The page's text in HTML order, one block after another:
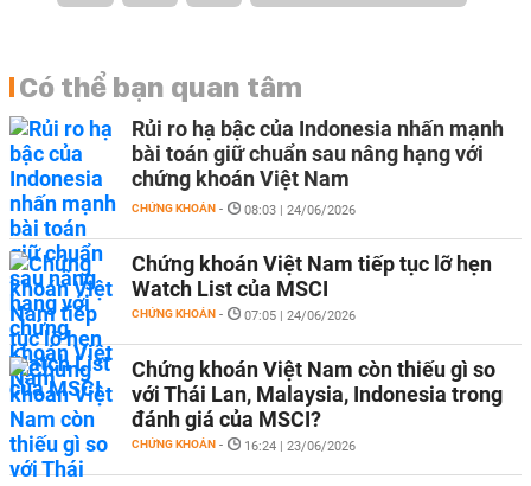
Có thể bạn quan tâm
Rủi ro hạ bậc của Indonesia nhấn mạnh
bài toán giữ chuẩn sau nâng hạng với
chứng khoán Việt Nam
CHỨNG KHOÁN - 08:03 | 24/06/2026
Chứng khoán Việt Nam tiếp tục lỡ hẹn
Watch List của MSCI
CHỨNG KHOÁN - 07:05 | 24/06/2026
Chứng khoán Việt Nam còn thiếu gì so
với Thái Lan, Malaysia, Indonesia trong
đánh giá của MSCI?
CHỨNG KHOÁN - 16:24 | 23/06/2026